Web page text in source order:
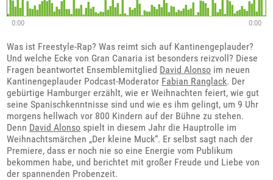
0:00
0:00
Was ist Freestyle-Rap? Was reimt sich auf Kantinengeplauder?
Und welche Ecke von Gran Canaria ist besonders reizvoll? Diese
Fragen beantwortet Ensemblemitglied David Alonso im neuen
Kantinengeplauder Podcast-Moderator Fabian Ranglack. Der
gebürtige Hamburger erzählt, wie er Weihnachten feiert, wie gut
seine Spanischkenntnisse sind und wie es ihm gelingt, um 9 Uhr
morgens hellwach vor 800 Kindern auf der Bühne zu stehen.
Denn David Alonso spielt in diesem Jahr die Hauptrolle im
Weihnachtsmärchen „Der kleine Muck“. Er selbst sagt nach der
Premiere, dass er noch nie so eine Energie vom Publikum
bekommen habe, und berichtet mit großer Freude und Liebe von
der spannenden Probenzeit.